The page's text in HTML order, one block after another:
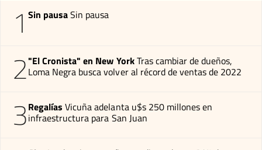
1 Sin pausaSin pausa
2"El Cronista" en New YorkTras cambiar de dueños,
Loma Negra busca volver al récord de ventas de 2022
3Regalías Vicuña adelanta u$s 250 millones en
infraestructura para San Juan